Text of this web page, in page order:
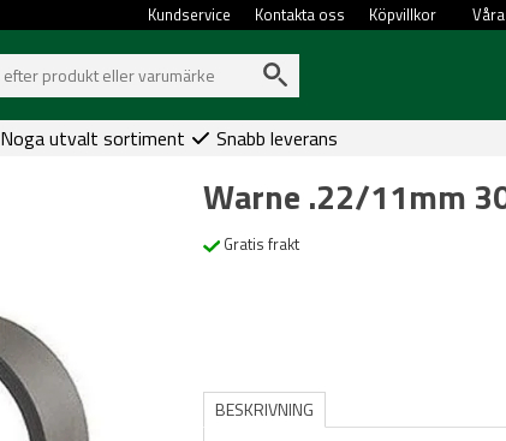
Köpvillkor
Kontakta oss
Kundservice
Noga utvalt sortiment Snabb leverans
Warne .22/11mm
Gratis frakt
BESKRIVNING